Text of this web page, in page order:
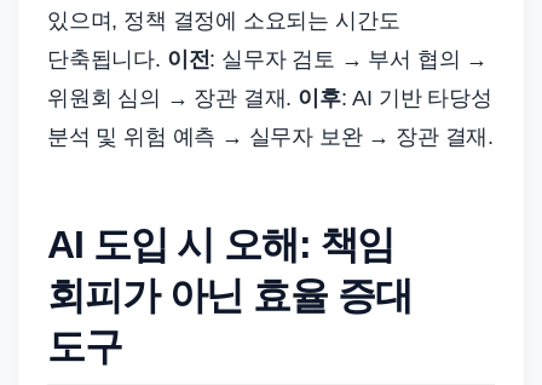
있으며, 정책 결정에 소요되는 시간도
단축됩니다. 이전 : 실무자 검토 → 부서 협의 →
위원회 심의 → 장관 결재. 이후: AI 기반 타당성
분석 및 위험 예측 → 실무자 보완 → 장관 결재.
AI 도입 시 오해: 책임
회피가 아닌 효율 증대
도구